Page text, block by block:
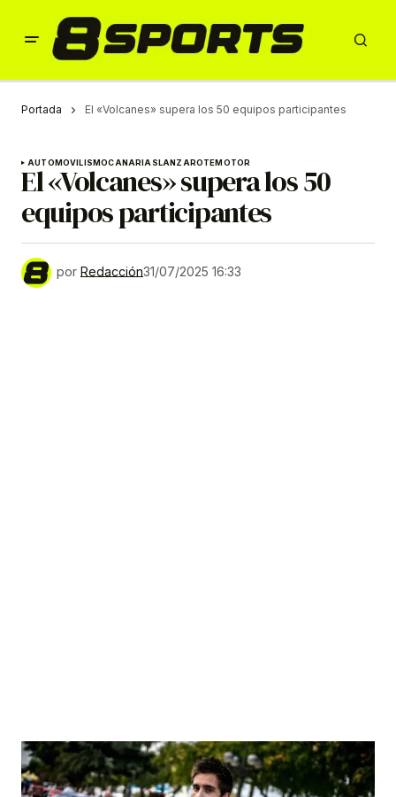
Portada El «Volcanes» supera los 50 equipos participantes
AUTOMOVILISMOCANARIASLANZAROTEMOTOR
El «Volcanes» supera los 50
equipos participantes
por Redacción31/07/2025 16:33